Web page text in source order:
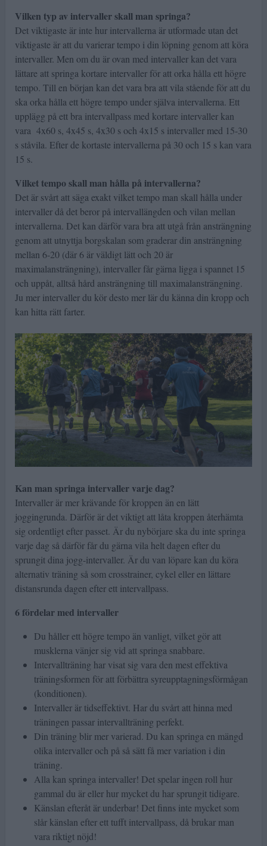
Vilken typ av intervaller skall man springa?
Det viktigaste är inte hur intervallerna är utformade utan det
viktigaste är att du varierar tempo i din löpning genom att köra
intervaller. Men om du är ovan med intervaller kan det vara
lättare att springa kortare intervaller för att orka hålla ett högre
tempo. Till en början kan det vara bra att vila stående för att du
ska orka hålla ett högre tempo under själva intervallerna. Ett
upplägg på ett bra intervallpass med kortare intervaller kan
vara 4x60 s, 4x45 s, 4x30 s och 4x15 s intervaller med 15-30
s ståvila. Efter de kortaste intervallerna på 30 och 15 s kan vara
15 s.
Vilket tempo skall man hålla på intervallerna?
Det är svårt att säga exakt vilket tempo man skall hålla under
intervaller då det beror på intervallängden och vilan mellan
intervallerna. Det kan därför vara bra att utgå från ansträngning
genom att utnyttja borgskalan som graderar din ansträngning
mellan 6-20 (där 6 är väldigt lätt och 20 är
maximalansträngning), intervaller får gärna ligga i spannet 15
och uppåt, alltså hård ansträngning till maximalansträngning.
Ju mer intervaller du kör desto mer lär du känna din kropp och
kan hitta rätt farter.
Kan man springa intervaller varje dag?
Intervaller är mer krävande för kroppen än en lätt
joggingrunda. Därför är det viktigt att låta kroppen återhämta
sig ordentligt efter passet. Är du nybörjare ska du inte springa
varje dag så därför får du gärna vila helt dagen efter du
sprungit dina jogg-intervaller. Är du van löpare kan du köra
alternativ träning så som crosstrainer, cykel eller en lättare
distansrunda dagen efter ett intervallpass.
6 fördelar med intervaller
Du håller ett högre tempo än vanligt, vilket gör att
musklerna vänjer sig vid att springa snabbare.
Intervallträning har visat sig vara den mest effektiva
träningsformen för att förbättra syreupptagningsförmågan
(konditionen).
Intervaller är tidseffektivt. Har du svårt att hinna med
träningen passar intervallträning perfekt.
Din träning blir mer varierad. Du kan springa en mängd
olika intervaller och på så sätt få mer variation i din
träning.
Alla kan springa intervaller! Det spelar ingen roll hur
gammal du är eller hur mycket du har sprungit tidigare.
Känslan efteråt är underbar! Det finns inte mycket som
slår känslan efter ett tufft intervallpass, då brukar man
vara riktigt nöjd!